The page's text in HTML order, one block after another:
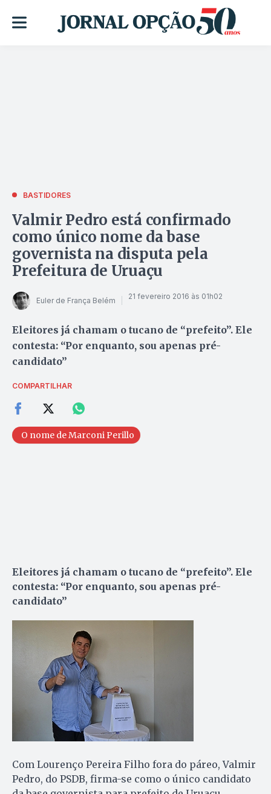
BASTIDORES
Valmir Pedro está confirmado
como único nome da base
governista na disputa pela
Prefeitura de Uruaçu
Euler de França Belém 21 fevereiro 2016 às 01h02
Eleitores já chamam o tucano de “prefeito”. Ele
contesta: “Por enquanto, sou apenas pré-
candidato”
COMPARTILHAR
O nome de Marconi Perillo
Eleitores já chamam o tucano de “prefeito”. Ele
contesta: “Por enquanto, sou apenas pré-
candidato”
Com Lourenço Pereira Filho fora do páreo, Valmir
Pedro, do PSDB, firma-se como o único candidato